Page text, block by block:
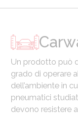
Un prodotto può
grado di operare
dell’ambiente in
pneumatici
devono resistere